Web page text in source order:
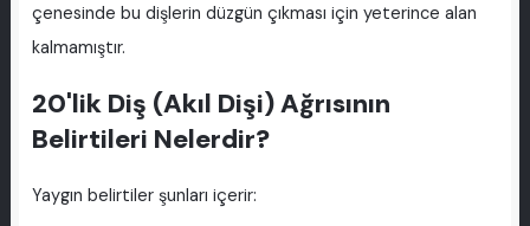
çenesinde bu dişlerin düzgün çıkması için yeterince alan
kalmamıştır.
20'lik Diş (Akıl Dişi) Ağrısının
Belirtileri Nelerdir?
Yaygın belirtiler şunları içerir: